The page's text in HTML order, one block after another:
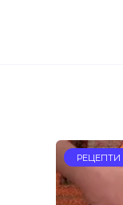
РЕЦЕПТИ